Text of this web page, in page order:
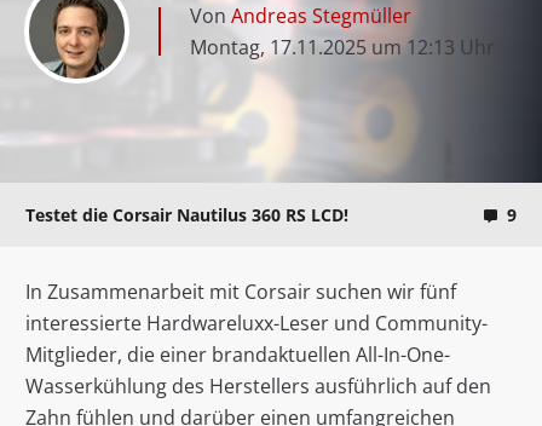
Von Andreas Stegmüller
Montag, 17.11.2025 um 12:13 Uhr
Testet die Corsair Nautilus 360 RS LCD! 9
In Zusammenarbeit mit Corsair suchen wir fünf
interessierte Hardwareluxx-Leser und Community-
Mitglieder, die einer brandaktuellen All-In-One-
Wasserkühlung des Herstellers ausführlich auf den
Zahn fühlen und darüber einen umfangreichen